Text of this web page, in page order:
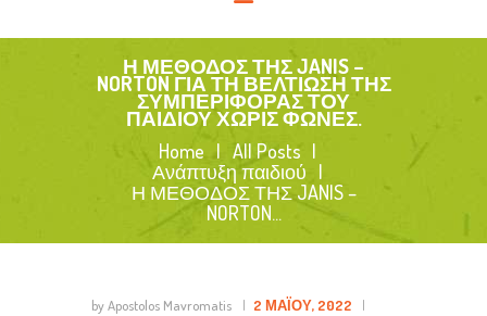
Η ΜΕΘΟΔΟΣ ΤΗΣ JANIS –
NORTON ΓΙΑ ΤΗ ΒΕΛΤΙΩΣΗ ΤΗΣ
ΣΥΜΠΕΡΙΦΟΡΑΣ ΤΟΥ
ΠΑΙΔΙΟΥ ΧΩΡΙΣ ΦΩΝΕΣ.
Home
All Posts
Ανάπτυξη παιδιού
Η ΜΕΘΟΔΟΣ ΤΗΣ JANIS –
NORTON...
by Apostolos Mavromatis 2 ΜΑΪ́ΟΥ, 2022